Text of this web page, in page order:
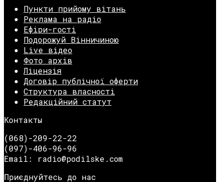
Пункти прийому вітань
Реклама на радіо
Ефіри-гості
Подорожуй Вінничиною
Live відео
Фото архів
Ліцензія
Договір публічної оферти
Структура власності
Редакційний статут
Контакты
(068)-209-22-22
(097)-406-96-96
Email: radio@podilske.com
Приєднуйтесь до нас